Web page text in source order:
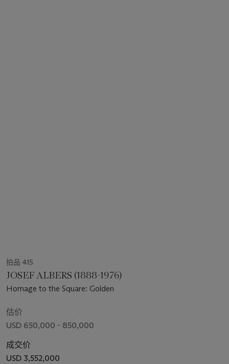
拍品 415
JOSEF ALBERS (1888-1976)
Homage to the Square: Golden
估价
USD 650,000 - 850,000
成交价
USD 3,552,000